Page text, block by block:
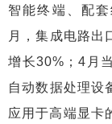
智能终端、配
月，集成电路出
增长30%；4月
自动数据处理设
应用于高端显卡